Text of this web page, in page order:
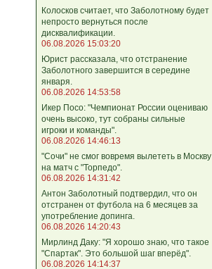
Колосков считает, что Заболотному будет
непросто вернуться после
дисквалификации.
06.08.2026 15:03:20
Юрист рассказала, что отстранение
Заболотного завершится в середине
января.
06.08.2026 14:53:58
Икер Посо: "Чемпионат России оцениваю
очень высоко, тут собраны сильные
игроки и команды".
06.08.2026 14:46:13
"Сочи" не смог вовремя вылететь в Москву
на матч с "Торпедо".
06.08.2026 14:31:42
Антон Заболотный подтвердил, что он
отстранен от футбола на 6 месяцев за
употребление допинга.
06.08.2026 14:20:43
Мирлинд Даку: "Я хорошо знаю, что такое
"Спартак". Это большой шаг вперёд".
06.08.2026 14:14:37